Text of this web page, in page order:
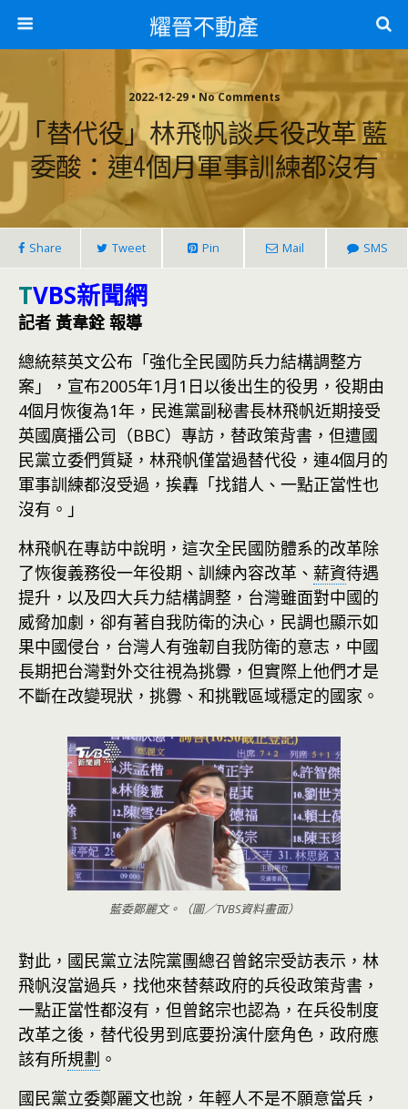
耀晉不動產
2022-12-29 • No Comments
「替代役」林飛帆談兵役改革 藍
委酸：連4個月軍事訓練都沒有
Share Tweet Pin Mail SMS
TVBS新聞網
記者 黃韋銓 報導
總統蔡英文公布「強化全民國防兵力結構調整方
案」，宣布2005年1月1日以後出生的役男，役期由
4個月恢復為1年，民進黨副秘書長林飛帆近期接受
英國廣播公司（BBC）專訪，替政策背書，但遭國
民黨立委們質疑，林飛帆僅當過替代役，連4個月的
軍事訓練都沒受過，挨轟「找錯人、一點正當性也
沒有。」
林飛帆在專訪中說明，這次全民國防體系的改革除
了恢復義務役一年役期、訓練內容改革、 薪資待遇
提升，以及四大兵力結構調整，台灣雖面對中國的
威脅加劇，卻有著自我防衛的決心，民調也顯示如
果中國侵台，台灣人有強韌自我防衛的意志，中國
長期把台灣對外交往視為挑釁，但實際上他們才是
不斷在改變現狀，挑釁、和挑戰區域穩定的國家。
藍委鄭麗文。（圖／TVBS資料畫面）
對此，國民黨立法院黨團總召曾銘宗受訪表示，林
飛帆沒當過兵，找他來替蔡政府的兵役政策背書，
一點正當性都沒有，但曾銘宗也認為，在兵役制度
改革之後，替代役男到底要扮演什麼角色，政府應
該有所規劃 。
國民黨立委鄭麗文也說，年輕人不是不願意當兵，